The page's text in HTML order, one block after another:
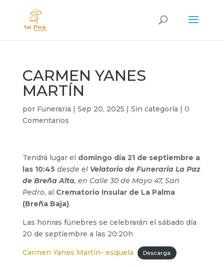
CARMEN YANES
MARTÍN
por Funeraria | Sep 20, 2025 | Sin categoría | 0
Comentarios
Tendrá lugar el domingo día 21 de septiembre a
las 10:45 desde el Velatorio de Funeraria La Paz
de Breña Alta, en Calle 30 de Mayo 47, San
Pedro, al Crematorio Insular de La Palma
(Breña Baja).
Las honras fúnebres se celebrarán el sábado día
20 de septiembre a las 20:20h
Carmen Yanes Martín- esquela Descarga